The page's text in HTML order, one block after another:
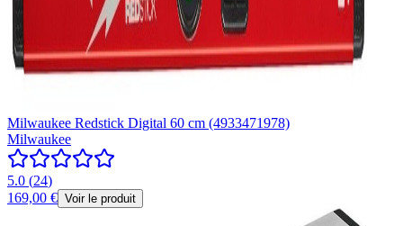
Milwaukee Redstick Digital 60 cm (4933471978)
Milwaukee
5.0 (24)
169,00 € Voir le produit